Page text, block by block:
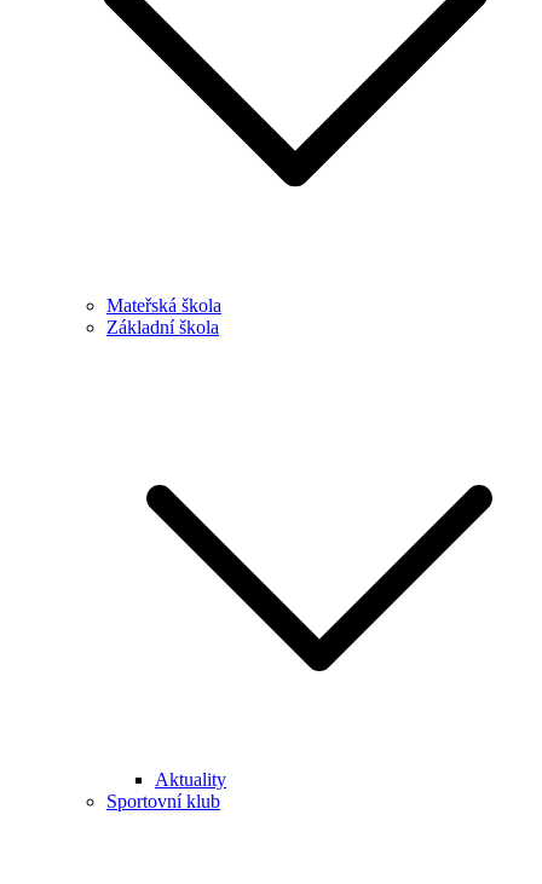
Mateřská škola
Základní škola
Aktuality
Sportovní klub